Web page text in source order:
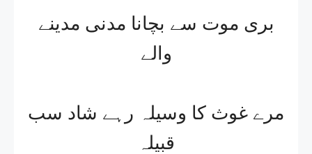
بری موت سے بچانا مدنی مدینے
والے
مرے غوث کا وسیلہ رہے شاد سب
قبیلہ